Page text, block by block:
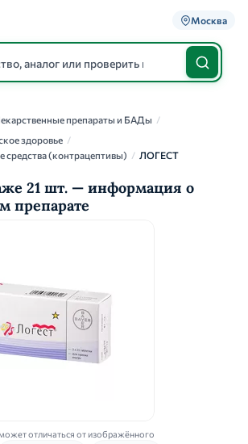
Москва
препараты и БАДы /
здоровье /
средства (контрацептивы) / ЛОГЕСТ
21 шт. — информация о
препарате
отличаться от изображённого